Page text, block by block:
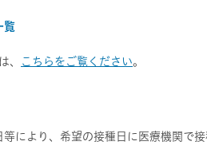
覧
、 こちらをご覧ください。
により、希望の接種日に医療機関で